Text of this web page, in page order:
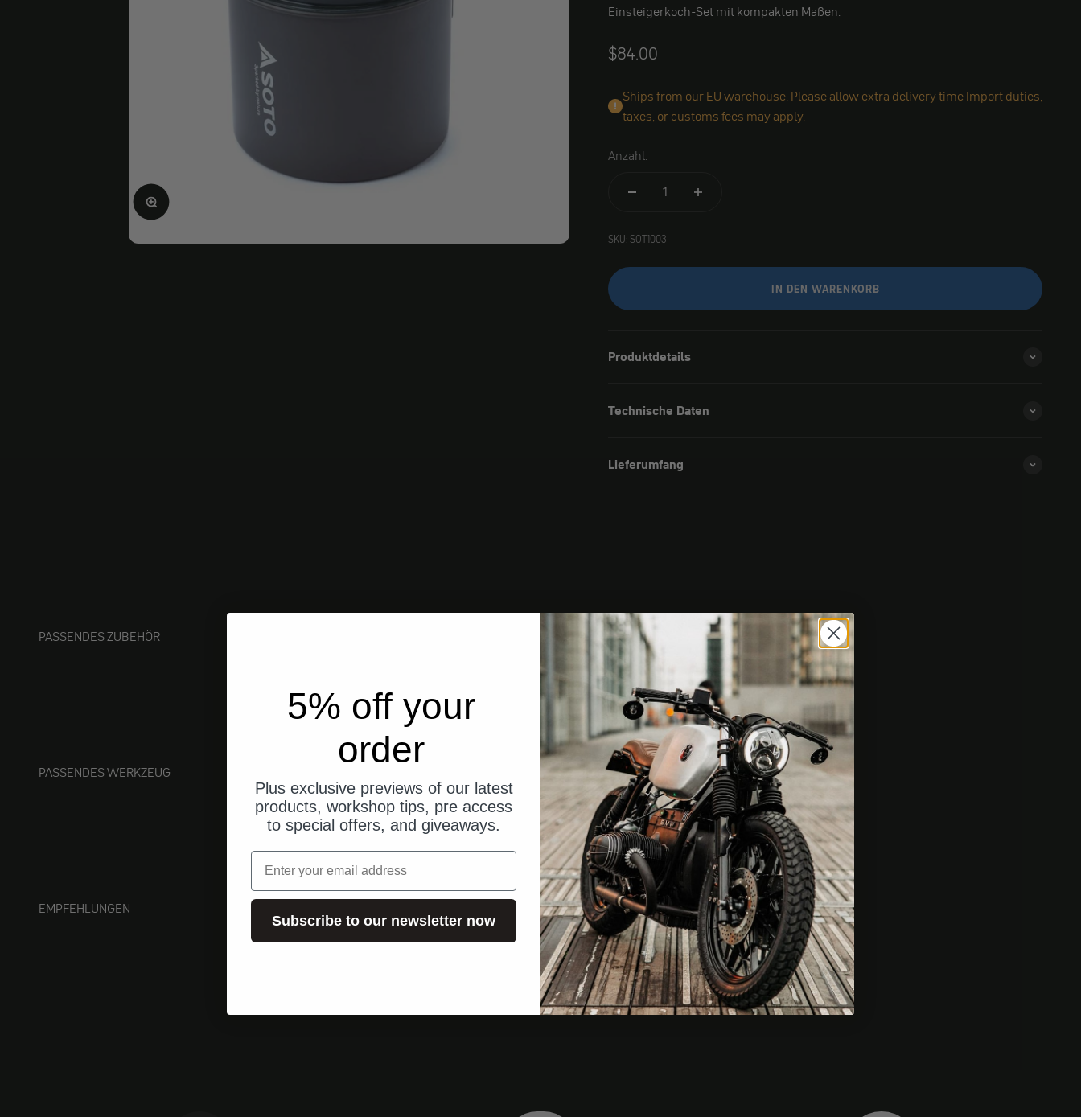
Bild vergrößern
Einsteigerkoch-Set mit kompakten Maßen.
Angebot
$84.00
Ships from our EU warehouse. Please allow extra delivery time Import duties,
taxes, or customs fees may apply.
Anzahl:
SKU: SOT1003
IN DEN WARENKORB
Produktdetails
Technische Daten
Lieferumfang
PASSENDES ZUBEHÖR
PASSENDES WERKZEUG
EMPFEHLUNGEN
5% off your
order
Plus exclusive previews of our latest
products, workshop tips, pre access
to special offers, and giveaways.
Email
Subscribe to our newsletter now